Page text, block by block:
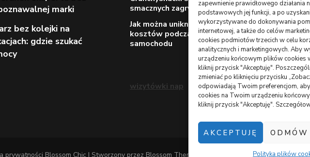
zapewnienie prawidłowego
podstawowych jej funkcji, a po
wykorzystywane do dokonywania
internetowej, a także do celów
cookies podmiotów trzecich w celu
analitycznych i marketingowych. Aby
urządzeniu końcowym plików cookies
kliknij przycisk "Akceptuję".
zmieniać po kliknięciu przycisku
odpowiadają Twoim preferencjom,
cookies na Twoim urządzeniu
kliknij przycisk "Akceptuję".
AKCEPTUJĘ ODMÓW
Polityka plików
marki
bez kolejki na
gdzie szukać
smacznych zagryzek
Jak można uniknąć dodatkowych
kosztów podczas wynajmu
samochodu
wizytówki nap
prywatności Blossom Chic | Stworzony przez Blossom Themes .Napędzane przezWordPress.